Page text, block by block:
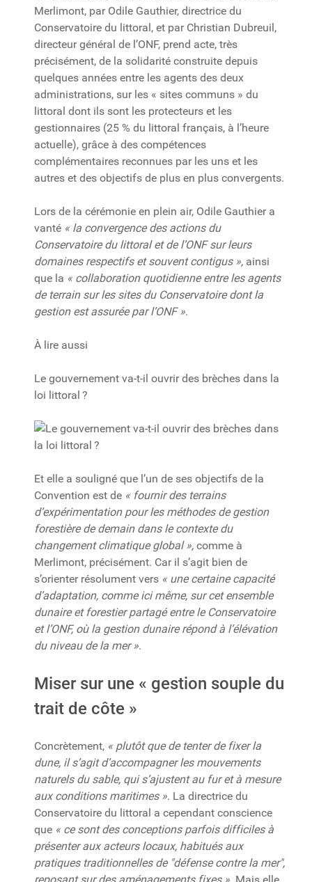
Merlimont, par Odile Gauthier, directrice du
Conservatoire du littoral, et par Christian Dubreuil,
directeur général de l’ONF, prend acte, très
précisément, de la solidarité construite depuis
quelques années entre les agents des deux
administrations, sur les « sites communs » du
littoral dont ils sont les protecteurs et les
gestionnaires (25 % du littoral français, à l’heure
actuelle), grâce à des compétences
complémentaires reconnues par les uns et les
autres et des objectifs de plus en plus convergents.
Lors de la cérémonie en plein air, Odile Gauthier a
vanté « la convergence des actions du
Conservatoire du littoral et de l’ONF sur leurs
domaines respectifs et souvent contigus », ainsi
que la « collaboration quotidienne entre les agents
de terrain sur les sites du Conservatoire dont la
gestion est assurée par l’ONF ».
À lire aussi
Le gouvernement va-t-il ouvrir des brèches dans la
loi littoral ?
Et elle a souligné que l’un de ses objectifs de la
Convention est de « fournir des terrains
d’expérimentation pour les méthodes de gestion
forestière de demain dans le contexte du
changement climatique global », comme à
Merlimont, précisément. Car il s’agit bien de
s’orienter résolument vers « une certaine capacité
d’adaptation, comme ici même, sur cet ensemble
dunaire et forestier partagé entre le Conservatoire
et l’ONF, où la gestion dunaire répond à l’élévation
du niveau de la mer ».
Miser sur une « gestion souple du
trait de côte »
Concrètement, « plutôt que de tenter de fixer la
dune, il s’agit d’accompagner les mouvements
naturels du sable, qui s’ajustent au fur et à mesure
aux conditions maritimes ». La directrice du
Conservatoire du littoral a cependant conscience
que « ce sont des conceptions parfois difficiles à
présenter aux acteurs locaux, habitués aux
pratiques traditionnelles de "défense contre la mer",
reposant sur des aménagements fixes » . Mais elle